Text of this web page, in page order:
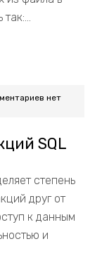
нет
SQL
степень
друг от
к данным
и